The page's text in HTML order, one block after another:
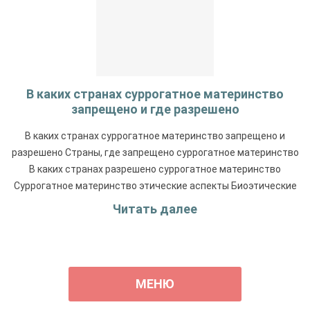
В каких странах суррогатное материнство
запрещено и где разрешено
В каких странах суррогатное материнство запрещено и
разрешено Страны, где запрещено суррогатное материнство
В каких странах разрешено суррогатное материнство
Суррогатное материнство этические аспекты Биоэтические
проблемы суррогатного материнства Суррогатное
материнство в европе …
Читать далее
МЕНЮ